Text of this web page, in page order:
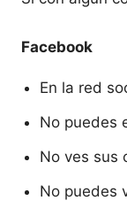
Facebook
En la red
No puedes
No ves sus
No puedes